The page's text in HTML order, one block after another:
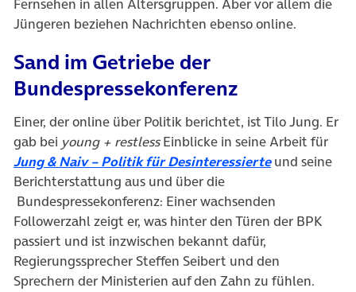
Fernsehen in allen Altersgruppen. Aber vor allem die
Jüngeren beziehen Nachrichten ebenso online.
Sand im Getriebe der
Bundespressekonferenz
Einer, der online über Politik berichtet, ist Tilo Jung. Er
gab bei young + restlessEinblicke in seine Arbeit für
Jung & Naiv – Politik für Desinteressierte und seine
Berichterstattung aus und über die
Bundespressekonferenz: Einer wachsenden
Followerzahl zeigt er, was hinter den Türen der BPK
passiert und ist inzwischen bekannt dafür,
Regierungssprecher Steffen Seibert und den
Sprechern der Ministerien auf den Zahn zu fühlen.